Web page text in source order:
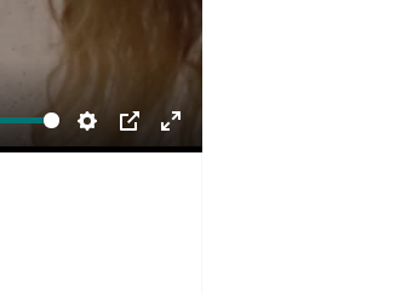
Settings
PIP Enter